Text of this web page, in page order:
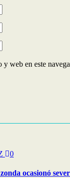
web en este
0
ocasionó